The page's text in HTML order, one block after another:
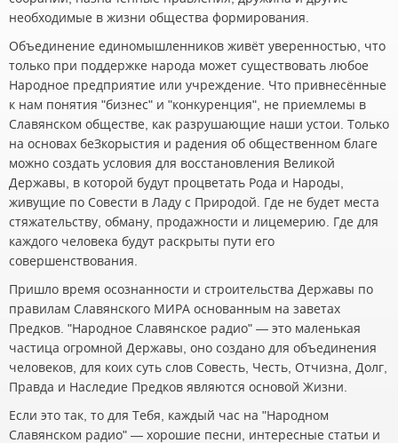
необходимые в жизни общества формирования.
Объединение единомышленников живёт уверенностью, что
только при поддержке народа может существовать любое
Народное предприятие или учреждение. Что привнесённые
к нам понятия "бизнес" и "конкуренция", не приемлемы в
Славянском обществе, как разрушающие наши устои. Только
на основах беЗкорыстия и радения об общественном благе
можно создать условия для восстановления Великой
Державы, в которой будут процветать Рода и Народы,
живущие по Совести в Ладу с Природой. Где не будет места
стяжательству, обману, продажности и лицемерию. Где для
каждого человека будут раскрыты пути его
совершенствования.
Пришло время осознанности и строительства Державы по
правилам Славянского МИРА основанным на заветах
Предков. "Народное Славянское радио" — это маленькая
частица огромной Державы, оно создано для объединения
человеков, для коих суть слов Совесть, Честь, Отчизна, Долг,
Правда и Наследие Предков являются основой Жизни.
Если это так, то для Тебя, каждый час на "Народном
Славянском радио" — хорошие песни, интересные статьи и